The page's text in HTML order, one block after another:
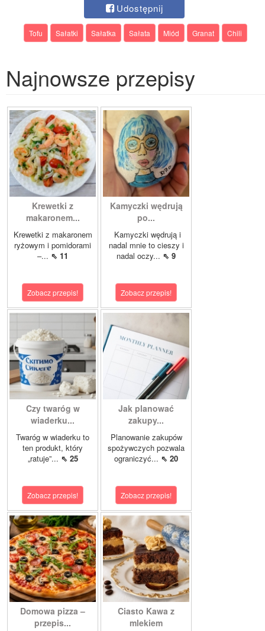
Udostępnij
Tofu Sałatki Sałatka Sałata Miód Granat Chili
Najnowsze przepisy
Krewetki z
makaronem...
Krewetki z makaronem
ryżowym i pomidorami
–... ⇖ 11
Zobacz przepis!
Kamyczki wędrują
po...
Kamyczki wędrują i
nadal mnie to cieszy i
nadal oczy... ⇖ 9
Zobacz przepis!
Czy twaróg w
wiaderku...
Twaróg w wiaderku to
ten produkt, który
„ratuje”... ⇖ 25
Zobacz przepis!
Jak planować
zakupy...
Planowanie zakupów
spożywczych pozwala
ograniczyć... ⇖ 20
Zobacz przepis!
Domowa pizza –
przepis...
Ciasto Kawa z
mlekiem